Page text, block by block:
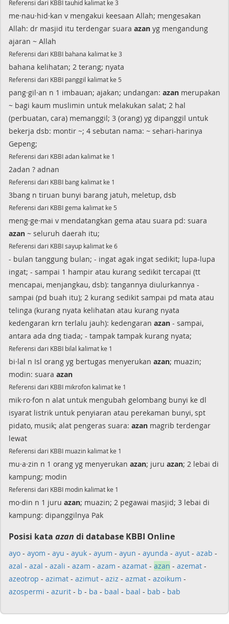
Referensi dari KBBI tauhid kalimat ke 3
me·nau·hid·kan v mengakui keesaan Allah; mengesakan
Allah: dr masjid itu terdengar suara azan yg mengandung
ajaran ~ Allah
Referensi dari KBBI bahana kalimat ke 3
bahana kelihatan; 2 terang; nyata
Referensi dari KBBI panggil kalimat ke 5
pang·gil·an n 1 imbauan; ajakan; undangan: azan merupakan
~ bagi kaum muslimin untuk melakukan salat; 2 hal
(perbuatan, cara) memanggil; 3 (orang) yg dipanggil untuk
bekerja dsb: montir ~; 4 sebutan nama: ~ sehari-harinya
Gepeng;
Referensi dari KBBI adan kalimat ke 1
2adan ? adnan
Referensi dari KBBI bang kalimat ke 1
3bang n tiruan bunyi barang jatuh, meletup, dsb
Referensi dari KBBI gema kalimat ke 5
meng·ge·mai v mendatangkan gema atau suara pd: suara
azan ~ seluruh daerah itu;
Referensi dari KBBI sayup kalimat ke 6
- bulan tanggung bulan; - ingat agak ingat sedikit; lupa-lupa
ingat; - sampai 1 hampir atau kurang sedikit tercapai (tt
mencapai, menjangkau, dsb): tangannya diulurkannya -
sampai (pd buah itu); 2 kurang sedikit sampai pd mata atau
telinga (kurang nyata kelihatan atau kurang nyata
kedengaran krn terlalu jauh): kedengaran azan - sampai,
antara ada dng tiada; - tampak tampak kurang nyata;
Referensi dari KBBI bilal kalimat ke 1
bi·lal n Isl orang yg bertugas menyerukan azan; muazin;
modin: suara azan
Referensi dari KBBI mikrofon kalimat ke 1
mik·ro·fon n alat untuk mengubah gelombang bunyi ke dl
isyarat listrik untuk penyiaran atau perekaman bunyi, spt
pidato, musik; alat pengeras suara: azan magrib terdengar
lewat
Referensi dari KBBI muazin kalimat ke 1
mu·a·zin n 1 orang yg menyerukan azan; juru azan; 2 lebai di
kampung; modin
Referensi dari KBBI modin kalimat ke 1
mo·din n 1 juru azan; muazin; 2 pegawai masjid; 3 lebai di
kampung: dipanggilnya Pak
Posisi kata azan di database KBBI Online
ayo - ayom - ayu - ayuk - ayum - ayun - ayunda - ayut - azab -
azal - azal - azali - azam - azam - azamat - azan - azemat -
azeotrop - azimat - azimut - aziz - azmat - azoikum -
azospermi - azurit - b - ba - baal - baal - bab - bab